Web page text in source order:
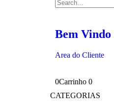
Bem Vindo
Area do Cliente
0Carrinho 0
CATEGORIAS